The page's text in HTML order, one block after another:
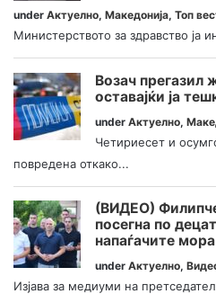
under Актуелно, Македонија, Топ
Министерството за здравство ја
Возач прегазил
оставајќи ја
under Актуелно,
Четириесет и
повредена откако...
(ВИДЕО)
посегна по
напаѓачите
under Актуелно,
Изјава за медиуми на